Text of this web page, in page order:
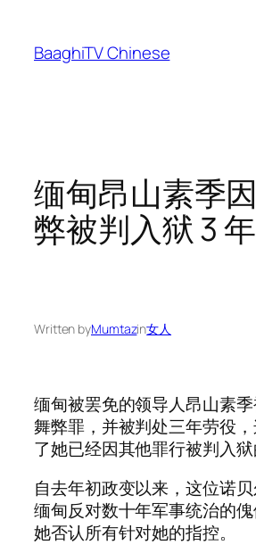
content
BaaghiTV Chinese
缅甸昂山素季
弊被判入狱 3 年
Written byMumtazin女人
缅甸被罢免的领导人昂山素
舞弊罪，并被判处三年劳役
了她已经因其他罪行被判入狱
自去年初政变以来，这位诺
缅甸反对数十年军事统治的傀
她否认所有针对她的指控。